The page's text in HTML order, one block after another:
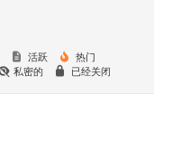
活跃
热门
私密的 已经关闭